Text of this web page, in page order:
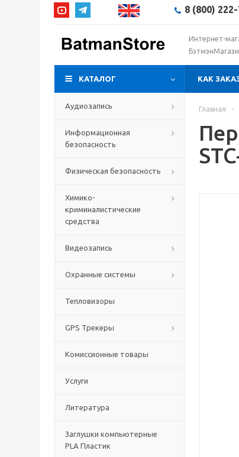
8 (800)
Интернет-
КАТАЛОГ КАК
Аудиозапись
Информационная
безопасность
Физическая безопасность
Химико-
криминалистические
средства
Видеозапись
Охранные системы
Тепловизоры
GPS Трекеры
Комиссионные товары
Услуги
Литература
Заглушки компьютерные
PLA Пластик
Главная -